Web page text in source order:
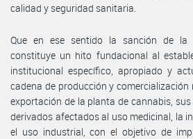
calidad y seguridad sanitaria.
Que en ese sentido la sanción de la
constituye un hito fundacional al
institucional específico, apropiado y
cadena de producción y
exportación de la planta de cannabis,
derivados afectados al uso medicinal, la
el uso industrial, con el objetivo de